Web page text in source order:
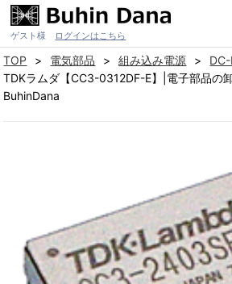
ゲスト様 ログインはこちら
TOP 電気部品 組み込み電源
TDKラムダ【CC3-0312DF-E】|電子部品の
BuhinDana